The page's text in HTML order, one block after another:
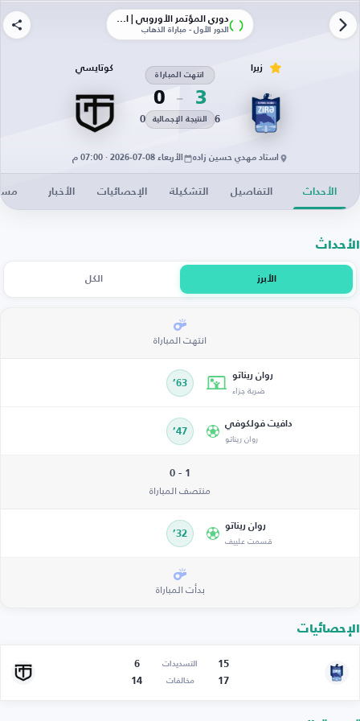
دوري المؤتمر الأوروبي | الأدوار الإقصائية
الدور الأول - مباراة الذهاب
3
انتهت المباراة
0
6 النتيجة الإجمالية 0
كوتايسي
استاد مهدي حسين زاده الأربعاء 08-07-2026 · 07:00 م
الأحداث التفاصيل التشكيلة الإحصائيات الأخبار
الأحداث
الأبرز الكل
انتهت المباراة
روان ريناتو
ضربة جزاء 63’
دافيت فولكوفي
روان ريناتو 47’
1 - 0
منتصف المباراة
روان ريناتو
قسمت علييف 32’
بدأت المباراة
الإحصائيات
15 التسديدات
6
17
مخالفات 14